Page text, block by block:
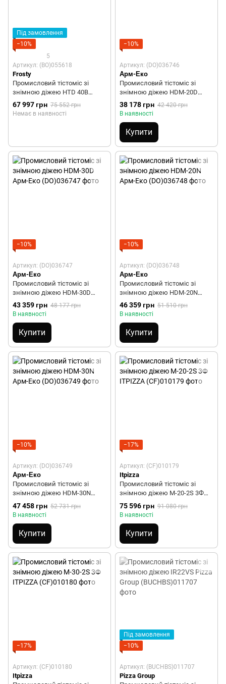
Під замовлення
−10%
5
Артикул: (BO)055618
Frosty
Промисловий тістоміс зі
знімною діжею HTD 40B
Frosty
67 997 грн 75 552 грн
Немає в наявності
−10%
Артикул: (DO)036746
Арм-Еко
Промисловий тістоміс зі
знімною діжею HDM-20D
Арм-Еко
38 178 грн 42 420 грн
В наявності
Купити
−10%
Артикул: (DO)036747
Арм-Еко
Промисловий тістоміс зі
знімною діжею HDM-30D
Арм-Еко
43 359 грн 48 177 грн
В наявності
Купити
−10%
Артикул: (DO)036748
Арм-Еко
Промисловий тістоміс зі
знімною діжею HDM-20N
Арм-Еко
46 359 грн 51 510 грн
В наявності
Купити
−10%
Артикул: (DO)036749
Арм-Еко
Промисловий тістоміс зі
знімною діжею HDM-30N
Арм-Еко
47 458 грн 52 731 грн
В наявності
Купити
−17%
Артикул: (CF)010179
Itpizza
Промисловий тістоміс зі
знімною діжею M-20-2S 3Ф
ITPIZZA
75 596 грн 91 080 грн
В наявності
Купити
−17%
Артикул: (CF)010180
Itpizza
Під замовлення
−10%
Артикул: (BUCHBS)011707
Pizza Group